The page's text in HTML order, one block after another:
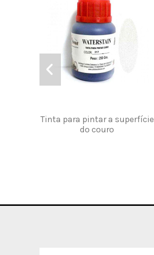
Tinta para pintar a superfície
do couro